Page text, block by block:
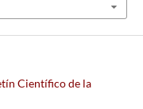
Científico de la